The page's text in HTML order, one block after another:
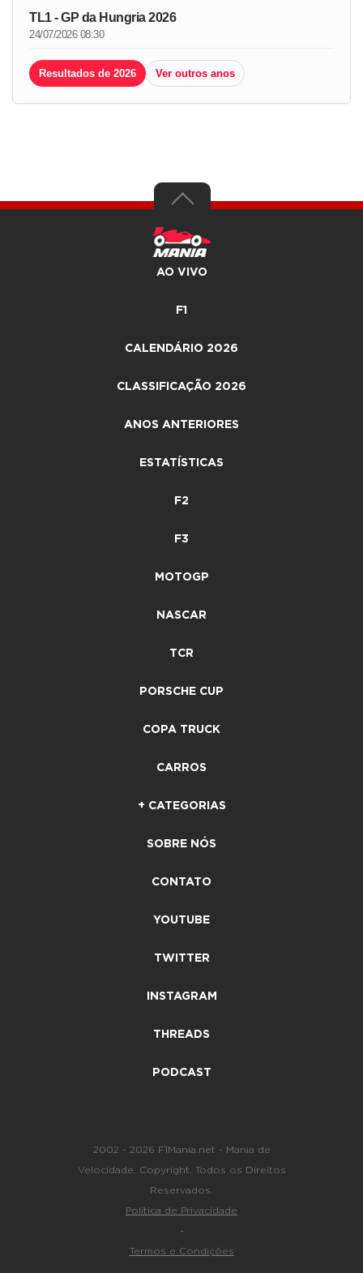
TL1 - GP da Hungria 2026
24/07/2026 08:30
Resultados de 2026 Ver outros anos
AO VIVO
F1
CALENDÁRIO 2026
CLASSIFICAÇÃO 2026
ANOS ANTERIORES
ESTATÍSTICAS
F2
F3
MOTOGP
NASCAR
TCR
PORSCHE CUP
COPA TRUCK
CARROS
+ CATEGORIAS
SOBRE NÓS
CONTATO
YOUTUBE
TWITTER
INSTAGRAM
THREADS
PODCAST
2002 - 2026 F1Mania.net - Mania de
Velocidade. Copyright. Todos os Direitos
Reservados.
Política de Privacidade
-
Termos e Condições